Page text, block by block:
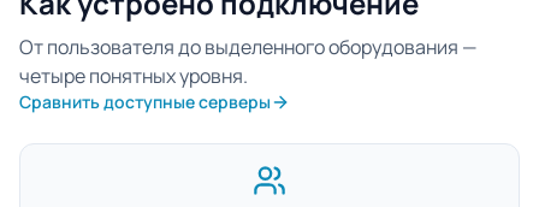
От пользователя до выделенного оборудования —
четыре понятных уровня.
Сравнить доступные серверы